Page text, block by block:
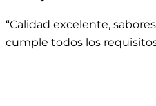
“Calidad excelente,
cumple todos los